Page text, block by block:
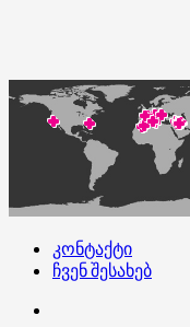
კონტაქტი
ჩვენ შესახებ